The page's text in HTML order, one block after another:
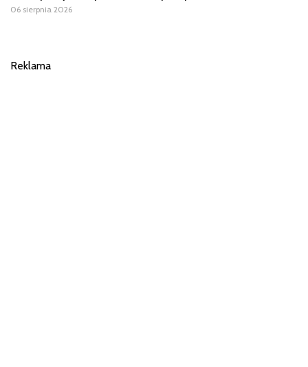
06 sierpnia 2026
Reklama